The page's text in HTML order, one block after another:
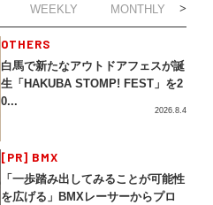
WEEKLY MONTHLY
OTHERS
白馬で新たなアウトドアフェスが誕
生「HAKUBA STOMP! FEST」を2
0...
2026.8.4
[PR] BMX
「一歩踏み出してみることが可能性
を広げる」BMXレーサーからプロ